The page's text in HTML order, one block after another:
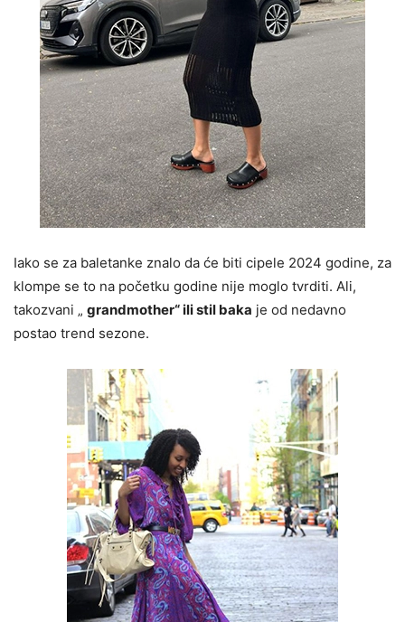
Iako se za baletanke znalo da će biti cipele 2024 godine, za
klompe se to na početku godine nije moglo tvrditi. Ali,
takozvani „ grandmother“ ili stil baka je od nedavno
postao trend sezone.